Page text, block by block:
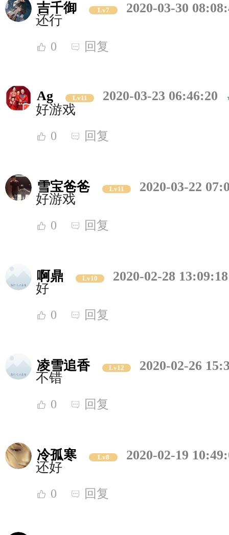
吉千御 Lv7
2020-03-30
还行
0 回复
Ag Lv11
2020-03-23 06:46:20
好游戏
0 回复
雪宝爸爸 Lv11
2020-03-22
好游戏
0 回复
啊鼎 Lv10
2020-02-28 13:09:18
好
0 回复
凌雪追香 Lv12
2020-02-26
不错
0 回复
冷孤寒 Lv8
2020-02-19
还好
0 回复